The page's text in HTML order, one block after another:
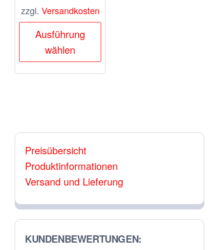
zzgl. Versandkosten
Ausführung
wählen
Dieses
weist
mehrere
Optionen
auf
der
gewählt
Preisübersicht
Produktinformationen
Versand und Lieferung
KUNDENBEWERTUNGEN: